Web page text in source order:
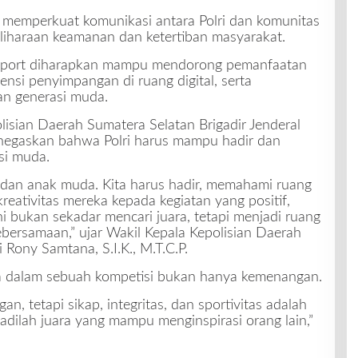
komunikasi antara Polri dan komunitas
keamanan dan ketertiban masyarakat.
diharapkan mampu mendorong pemanfaatan
penyimpangan di ruang digital, serta
generasi muda.
Daerah Sumatera Selatan Brigadir Jenderal
bahwa Polri harus mampu hadir dan
muda.
anak muda. Kita harus hadir, memahami ruang
mereka kepada kegiatan yang positif,
bukan sekadar mencari juara, tetapi menjadi ruang
ujar Wakil Kepala Kepolisian Daerah
Samtana, S.I.K., M.T.C.P.
sebuah kompetisi bukan hanya kemenangan.
tetapi sikap, integritas, dan sportivitas adalah
juara yang mampu menginspirasi orang lain,”